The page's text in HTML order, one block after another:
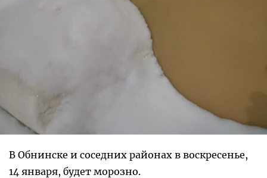
В Обнинске и соседних районах в воскресенье,
14 января, будет морозно.